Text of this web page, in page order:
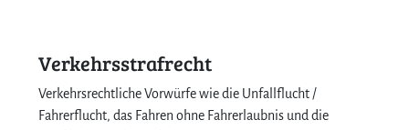
Verkehrsstrafrecht
Verkehrsrechtliche Vorwürfe wie die Unfallflucht /
Fahrerflucht, das Fahren ohne Fahrerlaubnis und die